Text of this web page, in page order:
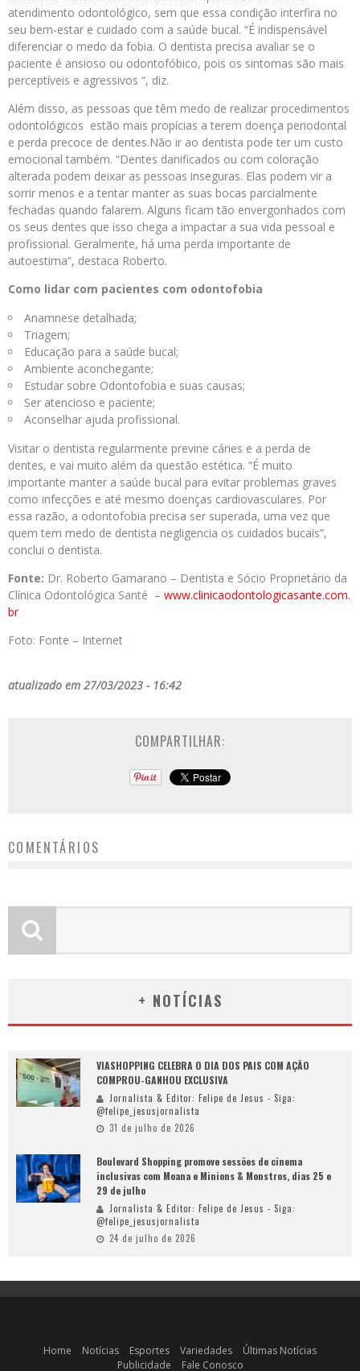
atendimento odontológico, sem que essa condição interfira no
seu bem-estar e cuidado com a saúde bucal. “É indispensável
diferenciar o medo da fobia. O dentista precisa avaliar se o
paciente é ansioso ou odontofóbico, pois os sintomas são mais
perceptíveis e agressivos “, diz.
Além disso, as pessoas que têm medo de realizar procedimentos
odontológicos estão mais propícias a terem doença periodontal
e perda precoce de dentes.Não ir ao dentista pode ter um custo
emocional também. “Dentes danificados ou com coloração
alterada podem deixar as pessoas inseguras. Elas podem vir a
sorrir menos e a tentar manter as suas bocas parcialmente
fechadas quando falarem. Alguns ficam tão envergonhados com
os seus dentes que isso chega a impactar a sua vida pessoal e
profissional. Geralmente, há uma perda importante de
autoestima”, destaca Roberto.
Como lidar com pacientes com odontofobia
Anamnese detalhada;
Triagem;
Educação para a saúde bucal;
Ambiente aconchegante;
Estudar sobre Odontofobia e suas causas;
Ser atencioso e paciente;
Aconselhar ajuda profissional.
Visitar o dentista regularmente previne cáries e a perda de
dentes, e vai muito além da questão estética. “É muito
importante manter a saúde bucal para evitar problemas graves
como infecções e até mesmo doenças cardiovasculares. Por
essa razão, a odontofobia precisa ser superada, uma vez que
quem tem medo de dentista negligencia os cuidados bucais”,
conclui o dentista.
Fonte: Dr. Roberto Gamarano – Dentista e Sócio Proprietário da
Clínica Odontológica Santé – www.clinicaodontologicasante.com.
br
Foto: Fonte – Internet
atualizado em 27/03/2023 - 16:42
COMPARTILHAR:
COMENTÁRIOS
+ NOTÍCIAS
VIASHOPPING CELEBRA O DIA DOS PAIS COM AÇÃO
COMPROU-GANHOU EXCLUSIVA
Jornalista & Editor: Felipe de Jesus - Siga:
@felipe_jesusjornalista
31 de julho de 2026
Boulevard Shopping promove sessões de cinema
inclusivas com Moana e Minions & Monstros, dias 25 e
29 de julho
Jornalista & Editor: Felipe de Jesus - Siga:
@felipe_jesusjornalista
24 de julho de 2026
Home Notícias Esportes Variedades
Últimas Notícias
Publicidade
Fale Conosco